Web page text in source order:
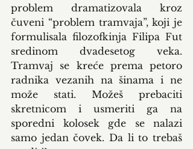
problem dramatizovala kroz
čuveni “problem tramvaja”, koji je
formulisala filozofkinja Filipa Fut
sredinom dvadesetog veka.
Tramvaj se kreće prema petoro
radnika vezanih na šinama i ne
može stati. Možeš prebaciti
skretnicom i usmeriti ga na
sporedni kolosek gde se nalazi
samo jedan čovek. Da li to trebaš